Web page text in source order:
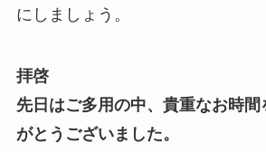
にしましょう。
拝啓
先日はご多用の中、貴重なお時間
がとうございました。